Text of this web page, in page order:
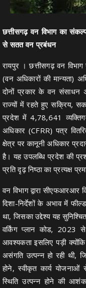
छत्तीसगढ़ वन विभाग का
से सतत वन प्रबंधन
रायपुर । छत्तीसगढ़ वन
(वन अधिकारों की मान्यता)
दोनों प्रकार के वन संसाधन
राज्यों में रहते हुए सक्रिय,
प्रदेश में 4,78,641
अधिकार (CFRR) पत्र
क्षेत्र पर कानूनी अधिकार
है। यह उपलब्धि प्रदेश की
प्रति दृढ़ निष्ठा का प्रत्यक्ष
वन विभाग द्वारा
दिशा-निर्देशों के अभाव में
था, जिसका उद्देश्य यह
वर्किंग प्लान कोड, 2023
आवश्यकता इसलिए पड़ी
असंगति उत्पन्न हो रही थी,
होने, स्वीकृत कार्य योजनाओं
स्थिति उत्पन्न होने की